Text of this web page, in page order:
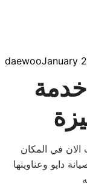
daewooJanuary
الان في المكان
دايو وعناوينها